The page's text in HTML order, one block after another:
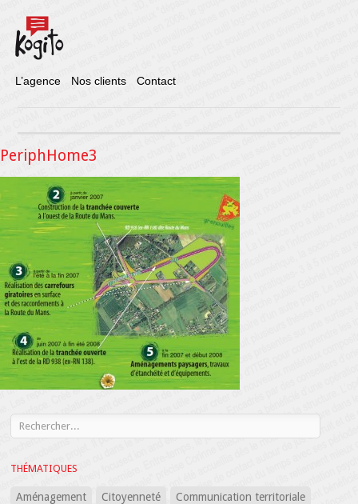
L’agence Nos clients Contact
PeriphHome3
THÉMATIQUES
Aménagement Citoyenneté
Communication territoriale